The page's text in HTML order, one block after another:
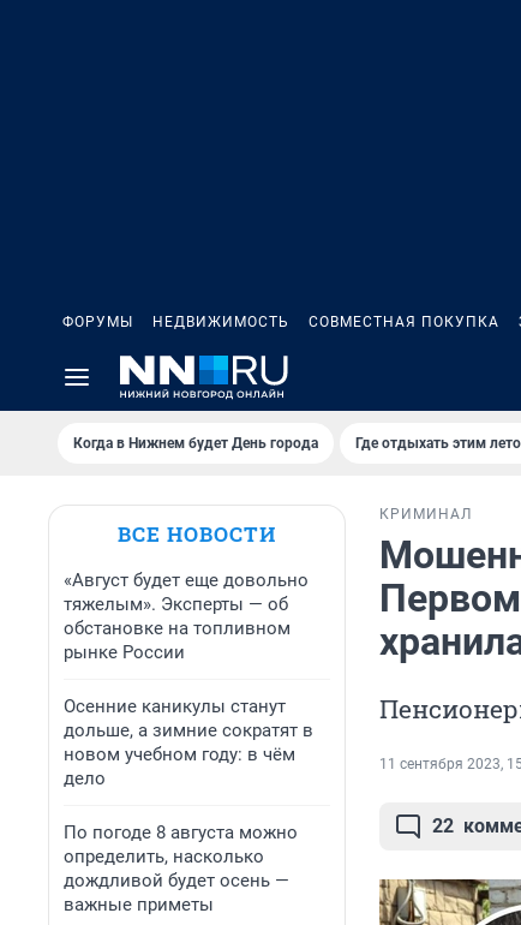
ФОРУМЫ НЕДВИЖИМОСТЬ СОВМЕСТНАЯ ПОКУПКА
Когда в Нижнем будет День города Где отдыхать этим
ВСЕ НОВОСТИ
«Август будет еще довольно
тяжелым». Эксперты — об
обстановке на топливном
рынке России
Осенние каникулы станут
дольше, а зимние сократят в
новом учебном году: в чём
дело
По погоде 8 августа можно
определить, насколько
дождливой будет осень —
важные приметы
КРИМИНАЛ
11 сентября 2023,
22